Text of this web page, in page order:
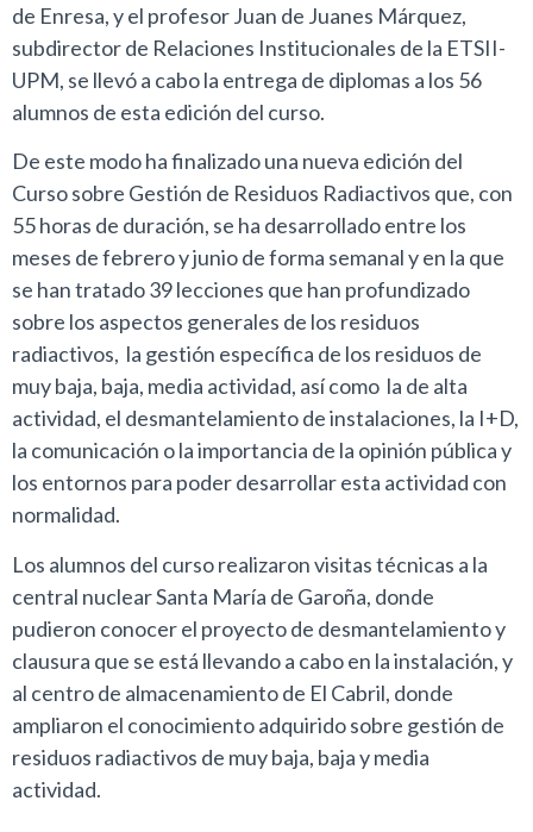
de Enresa, y el profesor Juan de Juanes Márquez,
subdirector de Relaciones Institucionales de la ETSII-
UPM, se llevó a cabo la entrega de diplomas a los 56
alumnos de esta edición del curso.
De este modo ha finalizado una nueva edición del
Curso sobre Gestión de Residuos Radiactivos que, con
55 horas de duración, se ha desarrollado entre los
meses de febrero y junio de forma semanal y en la que
se han tratado 39 lecciones que han profundizado
sobre los aspectos generales de los residuos
radiactivos, la gestión específica de los residuos de
muy baja, baja, media actividad, así como la de alta
actividad, el desmantelamiento de instalaciones, la I+D,
la comunicación o la importancia de la opinión pública y
los entornos para poder desarrollar esta actividad con
normalidad.
Los alumnos del curso realizaron visitas técnicas a la
central nuclear Santa María de Garoña, donde
pudieron conocer el proyecto de desmantelamiento y
clausura que se está llevando a cabo en la instalación, y
al centro de almacenamiento de El Cabril, donde
ampliaron el conocimiento adquirido sobre gestión de
residuos radiactivos de muy baja, baja y media
actividad.